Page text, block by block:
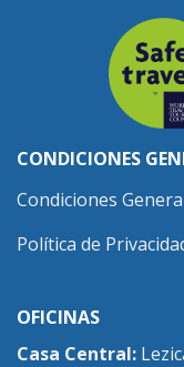
CONDICIONES
Condiciones
Política de
OFICINAS
Casa Central: